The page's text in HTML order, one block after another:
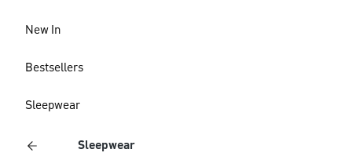
New In
Bestsellers
Sleepwear
Sleepwear